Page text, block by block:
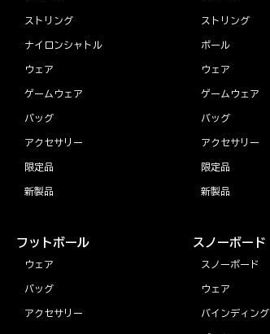
ストリング
ナイロンシャトル
ウェア
ゲームウェア
バッグ
アクセサリー
限定品
新製品
ストリング
ボール
ウェア
ゲームウェア
バッグ
アクセサリー
限定品
新製品
フットボール
ウェア
バッグ
アクセサリー
スノーボード
スノーボード
ウェア
バインディング